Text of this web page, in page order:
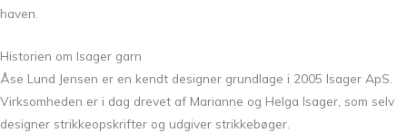
haven.
Historien om Isager garn
Åse Lund Jensen er en kendt designer grundlage i 2005 Isager ApS.
Virksomheden er i dag drevet af Marianne og Helga Isager, som selv
designer strikkeopskrifter og udgiver strikkebøger.